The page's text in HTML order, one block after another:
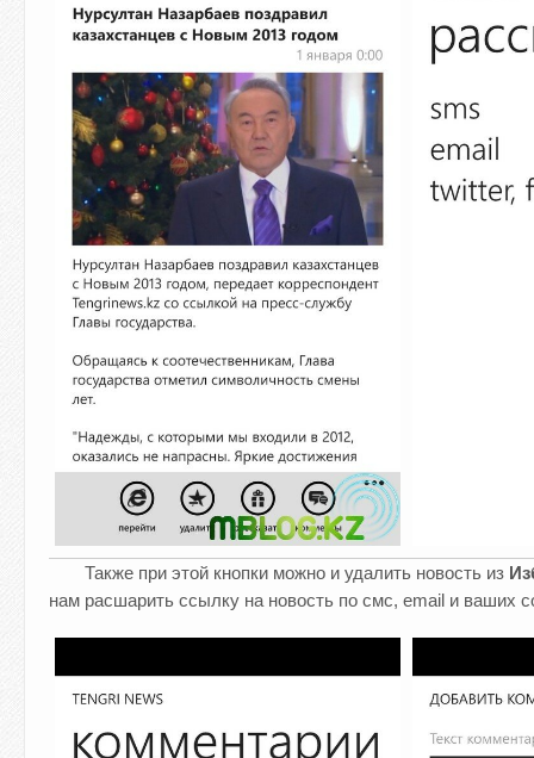
Также при этой кнопки можно и удалить новость из
нам расшарить ссылку на новость по смс, email и ваших